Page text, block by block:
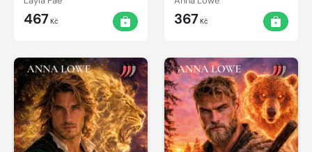
467Kč 367Kč